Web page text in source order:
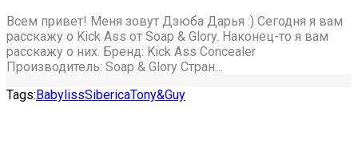
Всем привет! Меня зовут Дзюба Дарья :) Сегодня я вам
расскажу о Kick Ass от Soap & Glory. Наконец-то я вам
расскажу о них. Бренд: Kick Ass Concealer
Производитель: Soap & Glory Стран…
Tags:BabylissSibericaTony&Guy